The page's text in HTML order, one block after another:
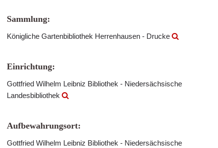
Sammlung:
Königliche Gartenbibliothek Herrenhausen - Drucke
Einrichtung:
Gottfried Wilhelm Leibniz Bibliothek - Niedersächsische
Landesbibliothek
Aufbewahrungsort:
Gottfried Wilhelm Leibniz Bibliothek - Niedersächsische